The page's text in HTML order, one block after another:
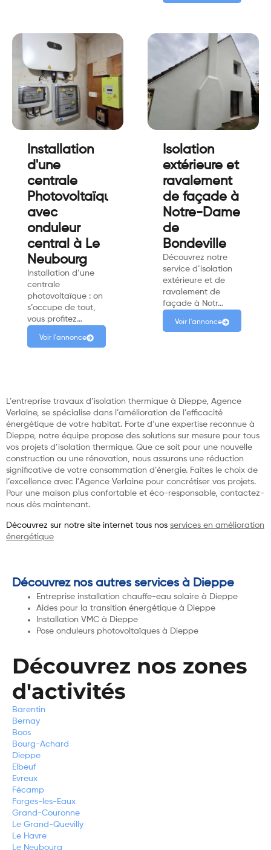
Installation
d'une
centrale
Photovoltaïques
avec
onduleur
central à Le
Neubourg
Installation d’une
centrale
photovoltaïque : on
s’occupe de tout,
vous profitez…
Voir l'annonce
Isolation
extérieure et
ravalement
de façade à
Notre-Dame
de
Bondeville
Découvrez notre
service d’isolation
extérieure et de
ravalement de
façade à Notr…
Voir l'annonce
L’entreprise travaux d’isolation thermique à Dieppe, Agence
Verlaine, se spécialise dans l’amélioration de l’efficacité
énergétique de votre habitat. Forte d’une expertise reconnue à
Dieppe, notre équipe propose des solutions sur mesure pour tous
vos projets d’isolation thermique. Que ce soit pour une nouvelle
construction ou une rénovation, nous assurons une réduction
significative de votre consommation d’énergie. Faites le choix de
l’excellence avec l’Agence Verlaine pour concrétiser vos projets.
Pour une maison plus confortable et éco-responsable, contactez-
nous dès maintenant.
Découvrez sur notre site internet tous nos services en amélioration
énergétique
Découvrez nos autres services à Dieppe
Entreprise installation chauffe-eau solaire à Dieppe
Aides pour la transition énergétique à Dieppe
Installation VMC à Dieppe
Pose onduleurs photovoltaïques à Dieppe
Découvrez nos zones
d'activités
Barentin
Bernay
Boos
Bourg-Achard
Dieppe
Elbeuf
Evreux
Fécamp
Forges-les-Eaux
Grand-Couronne
Le Grand-Quevilly
Le Havre
Le Neubourg